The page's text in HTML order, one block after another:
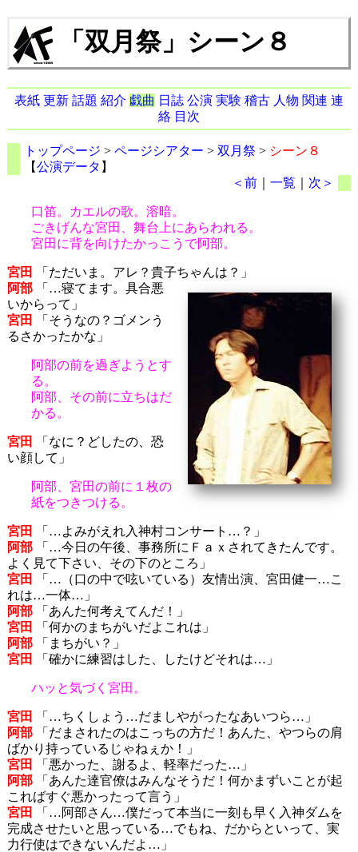
「双月祭」シーン８
表紙 更新 話題 紹介 戯曲 日誌 公演 実験 稽古 人物 関連 連
絡 目次
トップページ > ページシアター > 双月祭 > シーン８
【公演データ 】
＜前 ｜一覧 次＞
口笛。カエルの歌。溶暗。
ごきげんな宮田、舞台上にあらわれる。
宮田に背を向けたかっこうで阿部。
宮田
「ただいま。アレ？貴子ちゃんは？」
阿部「…寝てます。具合悪
いからって」
宮田
「そうなの？ゴメンう
るさかったかな」
阿部の前を過ぎようとす
る。
阿部、その前に立ちはだ
かる。
宮田
「なに？どしたの、恐
い顔して」
阿部、宮田の前に１枚の
紙をつきつける。
宮田
「…よみがえれ入神村コンサート…？」
阿部「…今日の午後、事務所にＦａｘされてきたんです。
よく見て下さい、その下のところ」
宮田
「…（口の中で呟いている）友情出演、宮田健一…こ
れは…一体…」
阿部「あんた何考えてんだ！」
宮田
「何かのまちがいだよこれは」
阿部「まちがい？」
宮田
「確かに練習はした、したけどそれは…」
ハッと気づく宮田。
宮田
「…ちくしょう…だましやがったなあいつら…」
阿部「だまされたのはこっちの方だ！あんた、やつらの肩
ばかり持っているじゃねぇか！」
宮田
「悪かった、謝るよ、軽率だった…」
阿部「あんた達官僚はみんなそうだ！何かまずいことが起
こればすぐ悪かったって言う」
宮田
「…阿部さん…僕だって本当に一刻も早く入神ダムを
完成させたいと思っている…でもね、だからといって、実
力行使はできないんだよ…」